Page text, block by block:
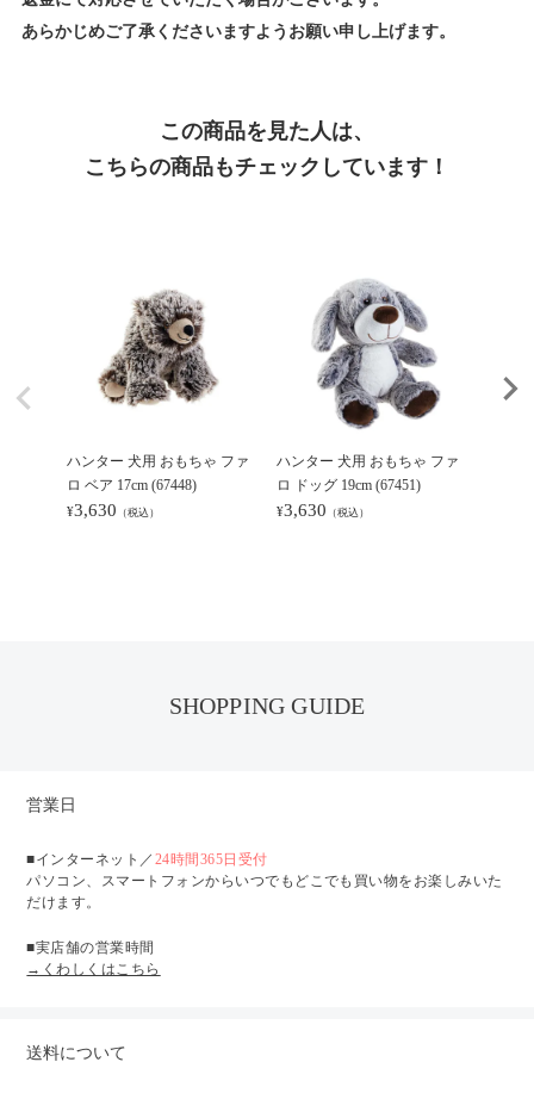
あらかじめご了承くださいますようお願い申し上げます。
この商品を見た人は、
こちらの商品もチェックしています！
ハンター 犬用 おもちゃ ファ
ロ ベア 17cm (67448)
¥3,630 （税込）
ハンター 犬用 おもちゃ ファ
ロ ドッグ 19cm (67451)
¥3,630 （税込）
SHOPPING GUIDE
営業日
■インターネット／ 24時間365日受付
パソコン、スマートフォンからいつでもどこでも買い物をお楽しみいた
だけます。
■実店舗の営業時間
→くわしくはこちら
送料について